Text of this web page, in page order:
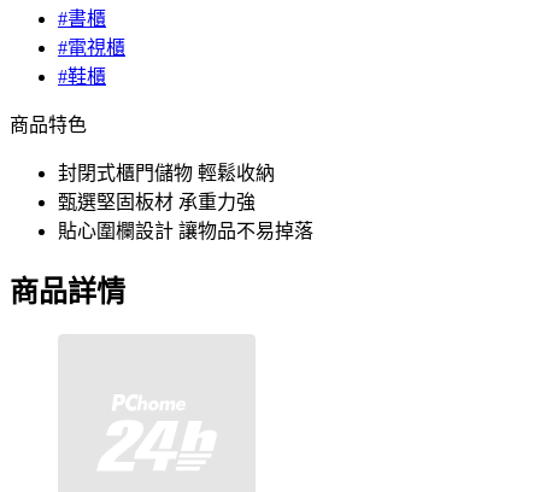
#書櫃
#電視櫃
#鞋櫃
商品特色
封閉式櫃門儲物 輕鬆收納
甄選堅固板材 承重力強
貼心圍欄設計 讓物品不易掉落
商品詳情